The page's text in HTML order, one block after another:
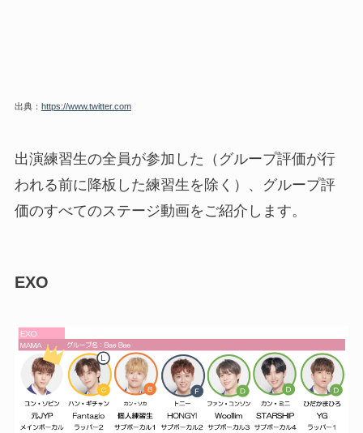
出典： https://www.twitter.com
出演練習生の全員が参加した（グループ評価が行
われる前に降板した練習生を除く）、グループ評
価のすべてのステージ動画をご紹介します。
EXO